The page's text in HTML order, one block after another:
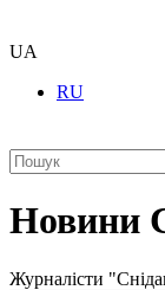
UA
RU
Новини
Журналісти